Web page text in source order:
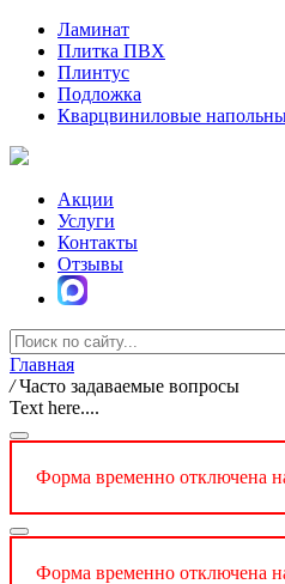
Ламинат
Плитка ПВХ
Плинтус
Подложка
Кварцвиниловые
Акции
Услуги
Контакты
Отзывы
Главная
/ Часто задаваемые вопросы
Text here....
Форма временно отключена
Форма временно отключена